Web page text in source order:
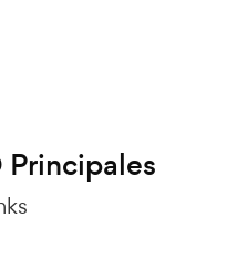
Principales